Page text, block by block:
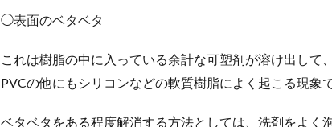
◯表面のベタベタ
これは樹脂の中に入っている余計な可塑剤が溶け出して
PVCの他にもシリコンなどの軟質樹脂によく起こる現象で
ベタベタをある程度解消する方法としては、洗剤をよく